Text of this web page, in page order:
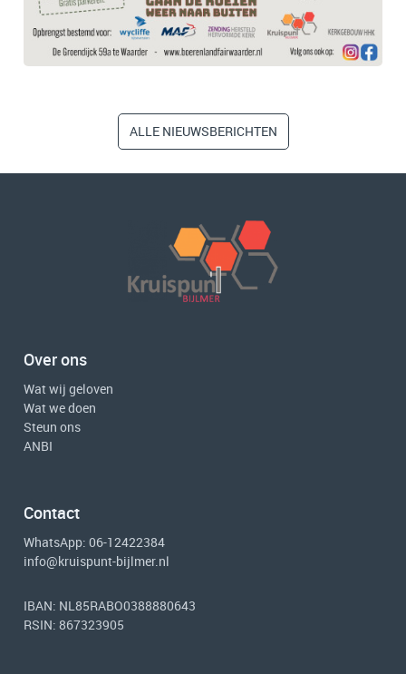
ALLE NIEUWSBERICHTEN
Over ons
Wat wij geloven
Wat we doen
Steun ons
ANBI
Contact
WhatsApp: 06-12422384
info@kruispunt-bijlmer.nl
IBAN: NL85RABO0388880643
RSIN: 867323905